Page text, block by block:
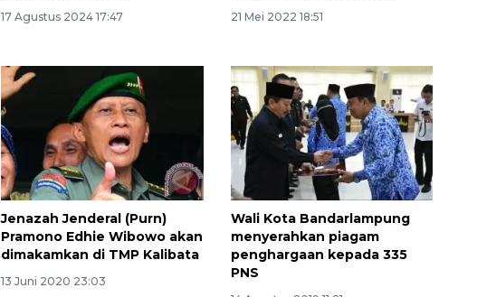
17 Agustus 2024 17:47 21 Mei 2022 18:51
Jenazah Jenderal (Purn)
Pramono Edhie Wibowo akan
dimakamkan di TMP Kalibata
13 Juni 2020 23:03
Wali Kota Bandarlampung
menyerahkan piagam
penghargaan kepada 335
PNS